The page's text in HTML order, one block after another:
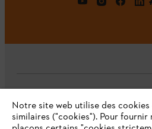
L'Entreprise
Notre site web utilise des
similaires ("cookies"). Pour fournir